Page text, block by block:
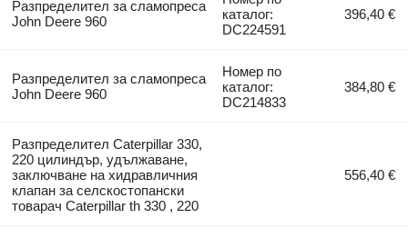
Разпределител за сламопреса
John Deere 960
каталог:
DC224591
396,40 €
Разпределител за сламопреса
John Deere 960
Номер по
каталог:
DC214833
384,80 €
Разпределител Caterpillar 330,
220 цилиндър, удължаване,
заключване на хидравличния
клапан за селскостопански
товарач Caterpillar th 330 , 220
556,40 €